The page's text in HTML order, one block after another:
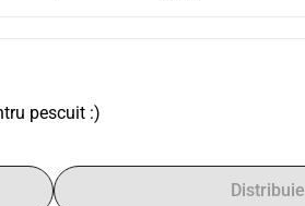
pescuit :)
Distribuie